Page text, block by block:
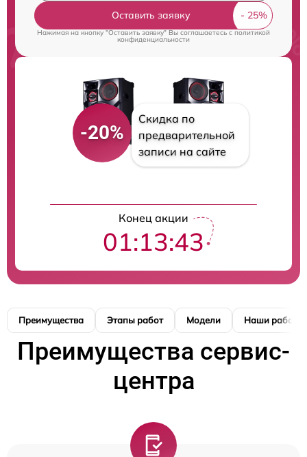
Оставить заявку
Нажимая на кнопку "Оставить заявку" Вы соглашаетесь cполитикой
конфиденциальности
-20%
Скидка по
предварительной
записи на сайте
Конец акции
01:13:42
Преимущества Этапы работ Модели Наши работы
Преимущества сервис-
центра